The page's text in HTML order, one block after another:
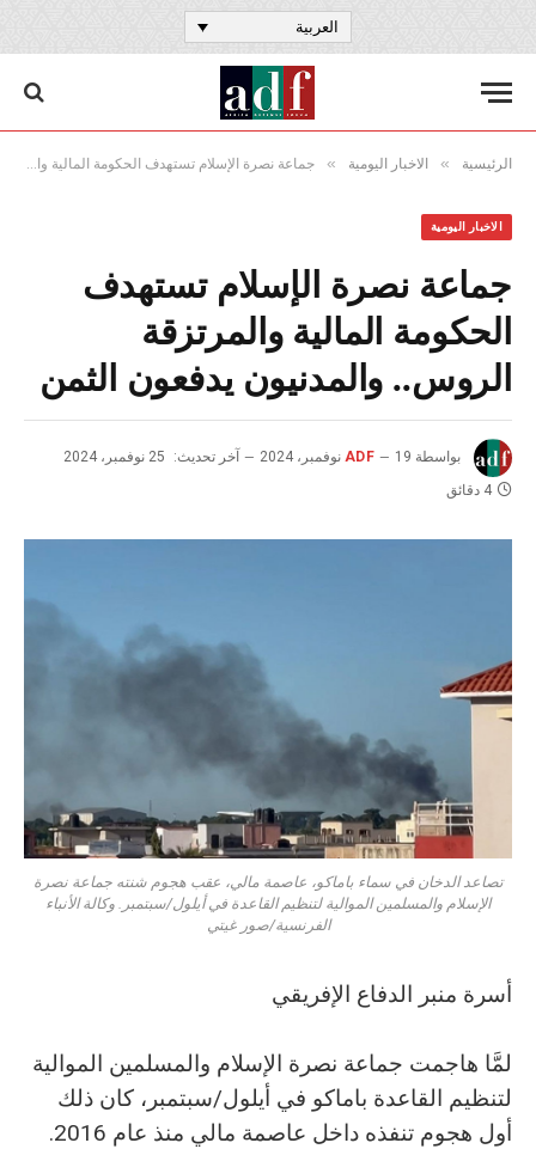
العربية
الرئيسية » الاخبار اليومية » جماعة نصرة الإسلام تستهدف الحكومة المالية والمرتزقة الروس.. والمدنيون يدفعون الثمن
الاخبار اليومية
جماعة نصرة الإسلام تستهدف
الحكومة المالية والمرتزقة
الروس.. والمدنيون يدفعون الثمن
بواسطة ADF 19 نوفمبر، 2024 آخر تحديث:
25 نوفمبر، 2024
4 دقائق
تصاعد الدخان في سماء باماكو، عاصمة مالي، عقب هجوم شنته جماعة نصرة
الإسلام والمسلمين الموالية لتنظيم القاعدة في أيلول/سبتمبر. وكالة الأنباء
الفرنسية/صور غيتي
أسرة منبر الدفاع الإفريقي
لمَّا هاجمت جماعة نصرة الإسلام والمسلمين الموالية
لتنظيم القاعدة باماكو في أيلول/سبتمبر، كان ذلك
أول هجوم تنفذه داخل عاصمة مالي منذ عام 2016.